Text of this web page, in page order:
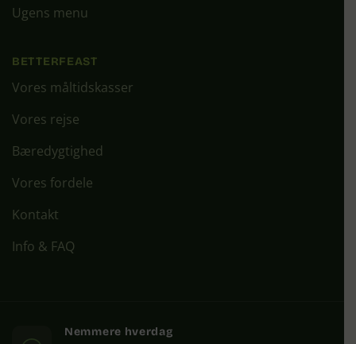
Ugens menu
BETTERFEAST
Vores måltidskasser
Vores rejse
Bæredygtighed
Vores fordele
Kontakt
Info & FAQ
Nemmere hverdag